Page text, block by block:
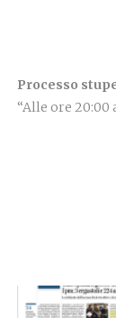
Processo
“Alle ore 20:00